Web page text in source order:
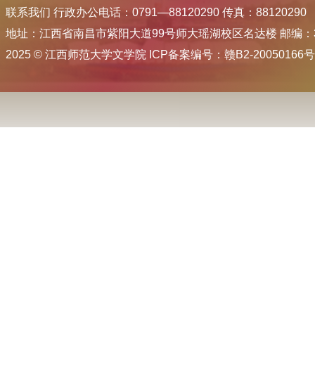
联系我们 行政办公电话：0791—88120290 传真：88120290
地址：江西省南昌市紫阳大道99号师大瑶湖校区名达楼 邮编
2025 © 江西师范大学文学院 ICP备案编号：赣B2-20050166